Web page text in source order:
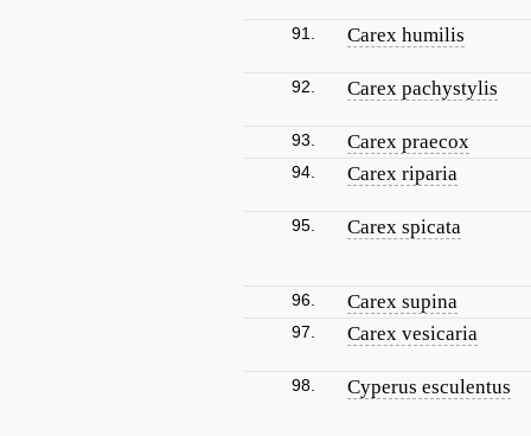
91. Carex humilis
92. Carex pachystylis
93. Carex praecox
94. Carex riparia
95. Carex spicata
96. Carex supina
97. Carex vesicaria
98. Cyperus esculentus